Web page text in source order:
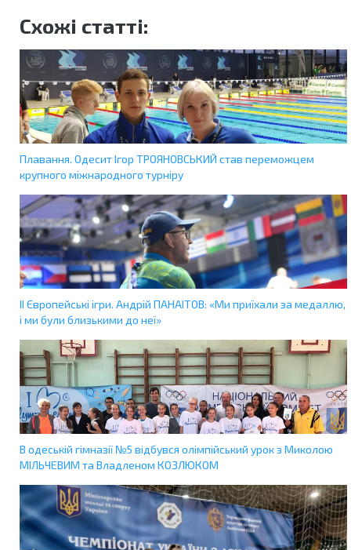
Схожі статті:
Плавання. Одесит Ігор ТРОЯНОВСЬКИЙ став переможцем
крупного міжнародного турніру
ІІ Європейські ігри. Андрій ПАНАІТОВ: «Ми приїхали за медаллю,
і ми були близькими до неї»
В одеській гімназії №5 відбувся олімпійський урок з Миколою
МІЛЬЧЕВИМ та Владленом КОЗЛЮКОМ